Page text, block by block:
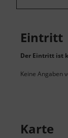
Eintritt
Der Eintritt ist
Keine Angaben
Karte